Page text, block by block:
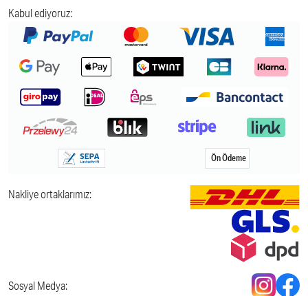
Kabul ediyoruz:
Ön Ödeme
Nakliye ortaklarımız:
Sosyal Medya: